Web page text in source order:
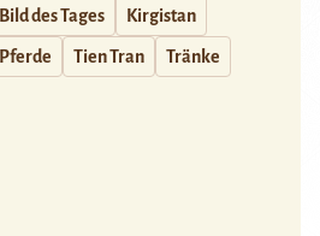
Bild des Tages Kirgistan
Pferde Tien Tran Tränke